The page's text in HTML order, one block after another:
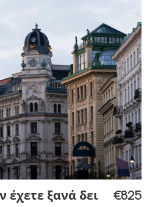
έχετε ξανά δει €825